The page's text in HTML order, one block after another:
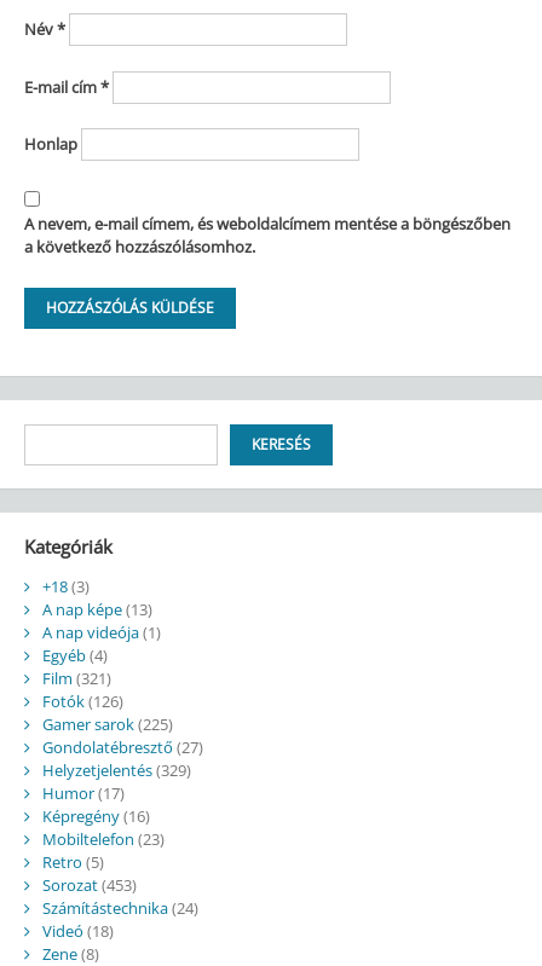
Név*
E-mail cím*
Honlap
A nevem, e-mail címem, és weboldalcímem mentése a böngészőben
a következő hozzászólásomhoz.
KERESÉS
Kategóriák
+18(3)
A nap képe(13)
A nap videója(1)
Egyéb(4)
Film (321)
Fotók(126)
Gamer sarok(225)
Gondolatébresztő (27)
Helyzetjelentés(329)
Humor(17)
Képregény(16)
Mobiltelefon (23)
Retro (5)
Sorozat(453)
Számítástechnika(24)
Videó (18)
Zene(8)